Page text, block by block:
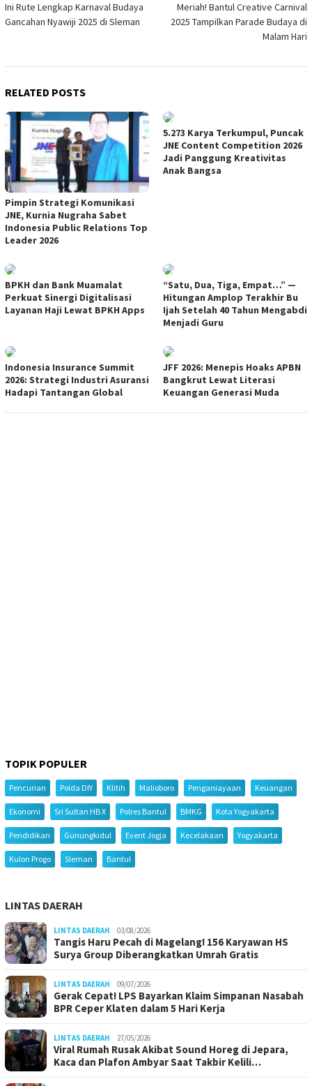
navigation
Ini Rute Lengkap Karnaval Budaya
Gancahan Nyawiji 2025 di Sleman
Meriah! Bantul Creative Carnival
2025 Tampilkan Parade Budaya di
Malam Hari
RELATED POSTS
Pimpin Strategi Komunikasi
JNE, Kurnia Nugraha Sabet
Indonesia Public Relations Top
Leader 2026
5.273 Karya Terkumpul, Puncak
JNE Content Competition 2026
Jadi Panggung Kreativitas
Anak Bangsa
BPKH dan Bank Muamalat
Perkuat Sinergi Digitalisasi
Layanan Haji Lewat BPKH Apps
“Satu, Dua, Tiga, Empat…” —
Hitungan Amplop Terakhir Bu
Ijah Setelah 40 Tahun Mengabdi
Menjadi Guru
Indonesia Insurance Summit
2026: Strategi Industri Asuransi
Hadapi Tantangan Global
JFF 2026: Menepis Hoaks APBN
Bangkrut Lewat Literasi
Keuangan Generasi Muda
TOPIK POPULER
Pencurian Polda DIY Klitih Malioboro Penganiayaan Keuangan
Ekonomi Sri Sultan HB X Polres Bantul BMKG Kota Yogyakarta
Pendidikan Gunungkidul Event Jogja Kecelakaan Yogyakarta
Kulon Progo Sleman Bantul
LINTAS DAERAH
LINTAS DAERAH 03/08/2026
Tangis Haru Pecah di Magelang! 156 Karyawan HS
Surya Group Diberangkatkan Umrah Gratis
LINTAS DAERAH 09/07/2026
Gerak Cepat! LPS Bayarkan Klaim Simpanan Nasabah
BPR Ceper Klaten dalam 5 Hari Kerja
LINTAS DAERAH 27/05/2026
Viral Rumah Rusak Akibat Sound Horeg di Jepara,
Kaca dan Plafon Ambyar Saat Takbir Kelili…